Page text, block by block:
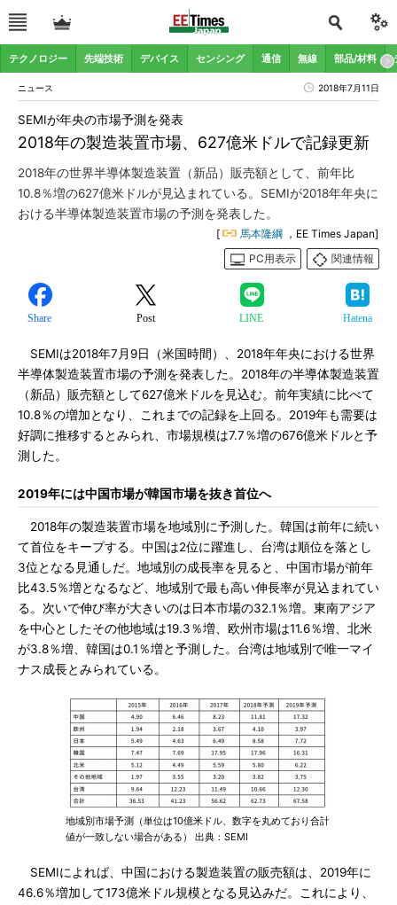
テクノロジー 先端技術 デバイス センシング 通信 無線 部品/材料
ニュース 2018年7月11日
2018年の製造装置市場、627億米ドルで記録更新
SEMIが年央の市場予測を発表
2018年の世界半導体製造装置（新品）販売額として、前年比
10.8％増の627億米ドルが見込まれている。SEMIが2018年年央に
おける半導体製造装置市場の予測を発表した。
[ 馬本隆綱 ，EE Times Japan]
PC用表示
関連情報
Share Post LINE Hatena
SEMIは2018年7月9日（米国時間）、2018年年央における世界
半導体製造装置市場の予測を発表した。2018年の半導体製造装置
（新品）販売額として627億米ドルを見込む。前年実績に比べて
10.8％の増加となり、これまでの記録を上回る。2019年も需要は
好調に推移するとみられ、市場規模は7.7％増の676億米ドルと予
測した。
2019年には中国市場が韓国市場を抜き首位へ
2018年の製造装置市場を地域別に予測した。韓国は前年に続い
て首位をキープする。中国は2位に躍進し、台湾は順位を落とし
3位となる見通しだ。地域別の成長率を見ると、中国市場が前年
比43.5％増となるなど、地域別で最も高い伸長率が見込まれてい
る。次いで伸び率が大きいのは日本市場の32.1％増。東南アジア
を中心としたその他地域は19.3％増、欧州市場は11.6％増、北米
が3.8％増、韓国は0.1％増と予測した。台湾は地域別で唯一マイ
ナス成長とみられている。
地域別市場予測（単位は10億米ドル、数字を丸めており合計
値が一致しない場合がある） 出典：SEMI
SEMIによれば、中国における製造装置の販売額は、2019年に
46.6％増加して173億米ドル規模となる見込みだ。これにより、